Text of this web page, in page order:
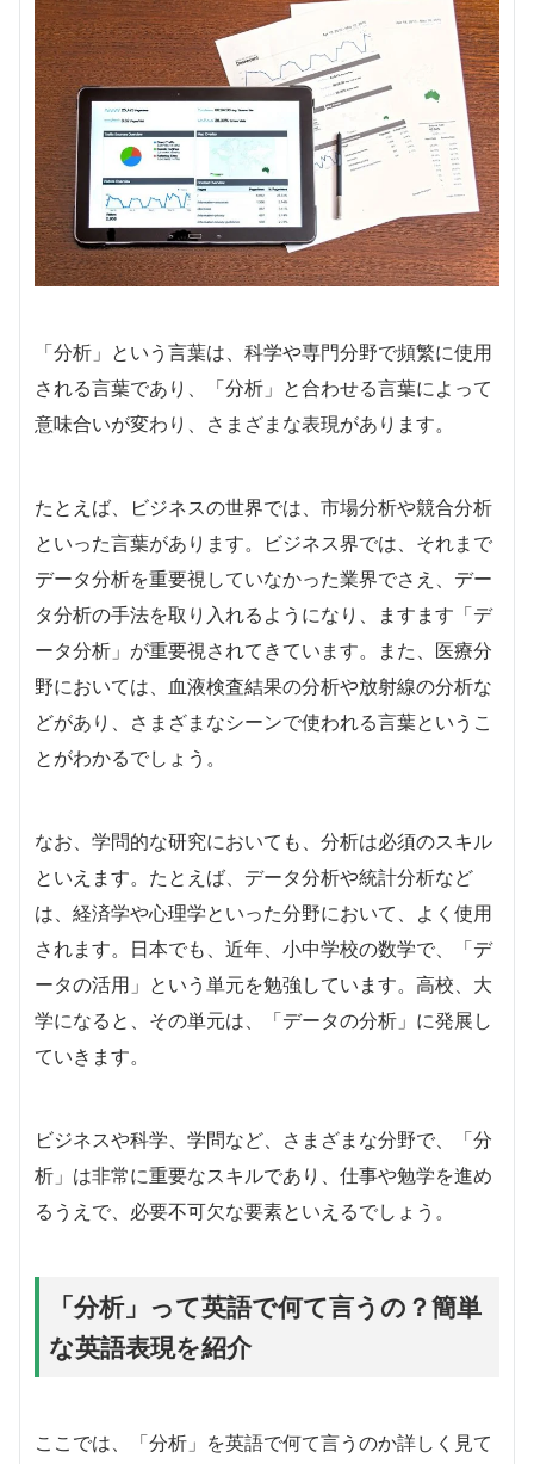
「分析」という言葉は、科学や専門分野で頻繁に使用
される言葉であり、「分析」と合わせる言葉によって
意味合いが変わり、さまざまな表現があります。
たとえば、ビジネスの世界では、市場分析や競合分析
といった言葉があります。ビジネス界では、それまで
データ分析を重要視していなかった業界でさえ、デー
タ分析の手法を取り入れるようになり、ますます「デ
ータ分析」が重要視されてきています。また、医療分
野においては、血液検査結果の分析や放射線の分析な
どがあり、さまざまなシーンで使われる言葉というこ
とがわかるでしょう。
なお、学問的な研究においても、分析は必須のスキル
といえます。たとえば、データ分析や統計分析など
は、経済学や心理学といった分野において、よく使用
されます。日本でも、近年、小中学校の数学で、「デ
ータの活用」という単元を勉強しています。高校、大
学になると、その単元は、「データの分析」に発展し
ていきます。
ビジネスや科学、学問など、さまざまな分野で、「分
析」は非常に重要なスキルであり、仕事や勉学を進め
るうえで、必要不可欠な要素といえるでしょう。
「分析」って英語で何て言うの？簡単
な英語表現を紹介
ここでは、「分析」を英語で何て言うのか詳しく見て